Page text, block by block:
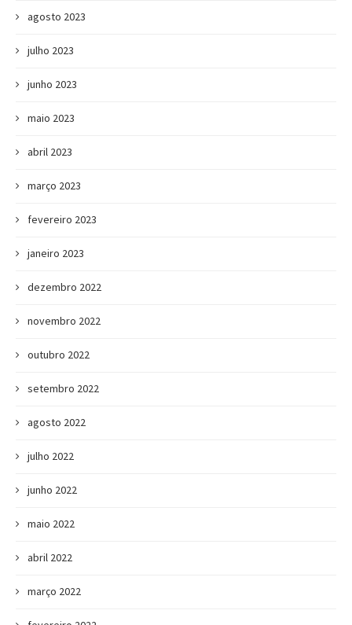
agosto 2023
julho 2023
junho 2023
maio 2023
abril 2023
março 2023
fevereiro 2023
janeiro 2023
dezembro 2022
novembro 2022
outubro 2022
setembro 2022
agosto 2022
julho 2022
junho 2022
maio 2022
abril 2022
março 2022